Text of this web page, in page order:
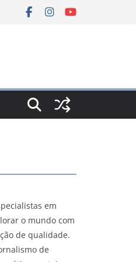
em
o mundo com
de qualidade.
de